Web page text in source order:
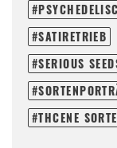
SATIRETRIEB
SERIOUS
THCENE